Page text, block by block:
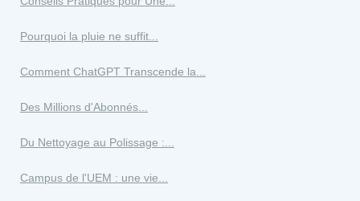
Pourquoi la pluie ne suffit...
Comment ChatGPT Transcende la...
Des Millions d'Abonnés...
Du Nettoyage au Polissage :...
Campus de l'UEM : une vie...